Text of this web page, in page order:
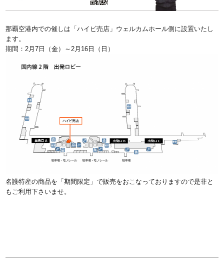
那覇空港内での催しは「ハイビ売店」ウェルカムホール側に設置いたし
ます。
期間：2月7日（金）～2月16日（日）
名護特産の商品を「期間限定」で販売をおこなっておりますので是非と
もご利用下さいませ。